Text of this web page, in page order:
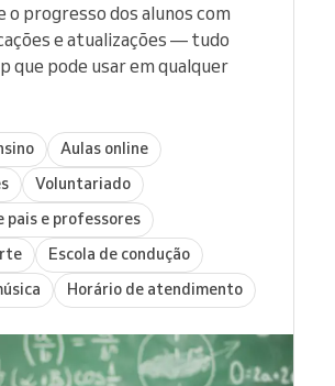
o progresso dos alunos com
e atualizações — tudo
que pode usar em qualquer
Aulas online
Voluntariado
pais e professores
Escola de condução
Horário de atendimento